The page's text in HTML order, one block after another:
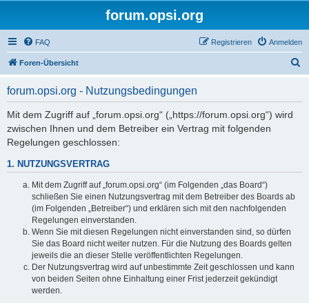
forum.opsi.org
FAQ Anmelden
Registrieren
Foren-Übersicht
forum.opsi.org - Nutzungsbedingungen
Mit dem Zugriff auf „forum.opsi.org“ („https://forum.opsi.org“) wird
zwischen Ihnen und dem Betreiber ein Vertrag mit folgenden
Regelungen geschlossen:
1. NUTZUNGSVERTRAG
Mit dem Zugriff auf „forum.opsi.org“ (im Folgenden „das Board“)
schließen Sie einen Nutzungsvertrag mit dem Betreiber des Boards ab
(im Folgenden „Betreiber“) und erklären sich mit den nachfolgenden
Regelungen einverstanden.
Wenn Sie mit diesen Regelungen nicht einverstanden sind, so dürfen
Sie das Board nicht weiter nutzen. Für die Nutzung des Boards gelten
jeweils die an dieser Stelle veröffentlichten Regelungen.
Der Nutzungsvertrag wird auf unbestimmte Zeit geschlossen und kann
von beiden Seiten ohne Einhaltung einer Frist jederzeit gekündigt
werden.